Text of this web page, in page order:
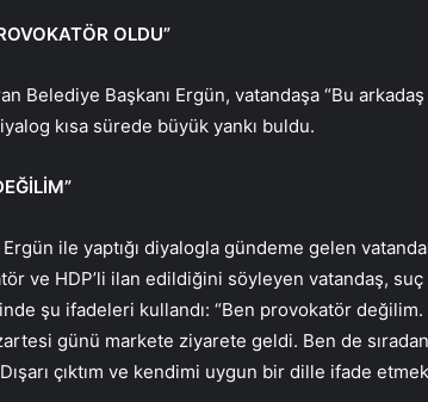
OLDU”
Belediye Başkanı Ergün, vatandaşa “Bu
kısa sürede büyük yankı buldu.
Ergün ile yaptığı diyalogla gündeme gelen
ve HDP’li ilan edildiğini söyleyen vatandaş, suç
şu ifadeleri kullandı: “Ben provokatör değilim.
günü markete ziyarete geldi. Ben de
Dışarı çıktım ve kendimi uygun bir dille ifade